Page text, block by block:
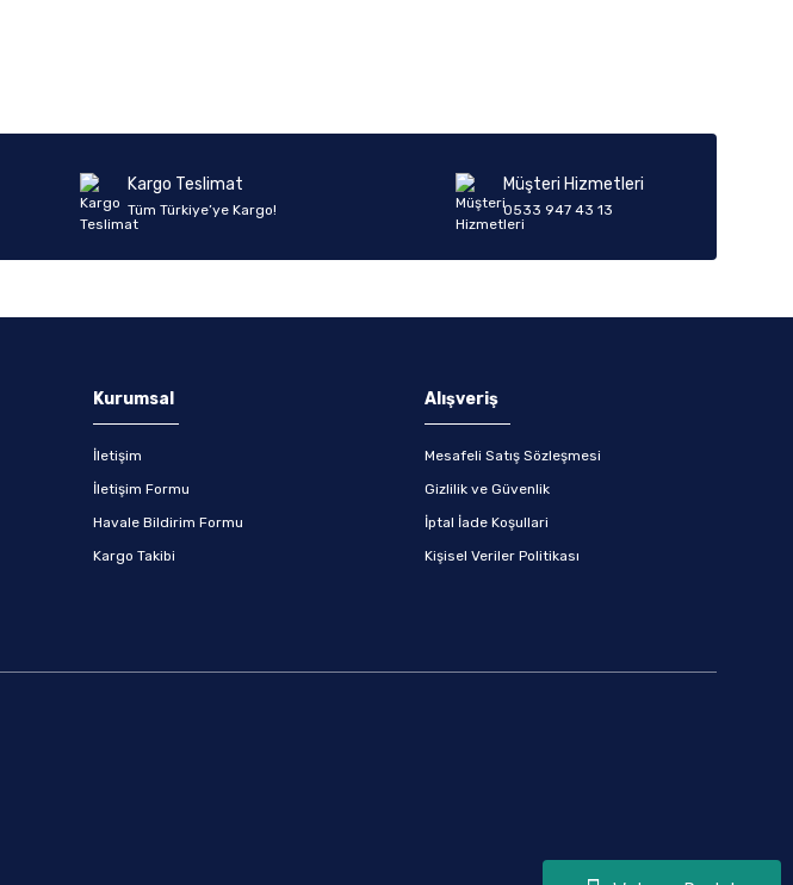
Kargo Teslimat
Tüm Türkiye’ye Kargo!
Müşteri Hizmetleri
0533 947 43 13
Kurumsal
İletişim
İletişim Formu
Havale Bildirim Formu
Kargo Takibi
Alışveriş
Mesafeli Satış Sözleşmesi
Gizlilik ve Güvenlik
İptal İade Koşullari
Kişisel Veriler Politikası